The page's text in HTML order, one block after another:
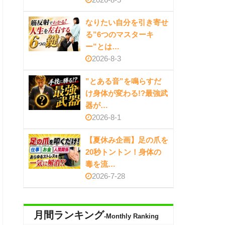
なりたい自分を引き寄せ
る”6つのマスターキ
ー”とは…
2026-8-3
”とある音”を鳴らすだ
け身体が変わる!?最強武
器が…
2026-8-1
【夏休み企画】足の爪を
20秒トントン！身体の
毒を流…
2026-7-28
月間ランキング-Monthly Ranking